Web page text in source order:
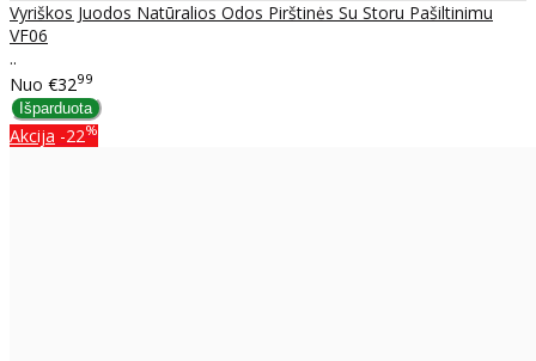
Vyriškos Juodos Natūralios Odos Pirštinės Su Storu Pašiltinimu
VF06
..
Nuo €3299
Akcija -22%